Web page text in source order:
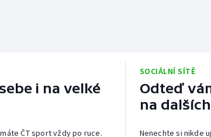
i na velké
ČT sport vždy po ruce.
SOCIÁLNÍ SÍTĚ
Odteď
na
Nenechte si nikde